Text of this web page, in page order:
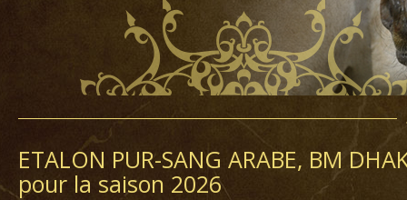
ETALON PUR-SANG ARABE, BM
pour la saison 2026